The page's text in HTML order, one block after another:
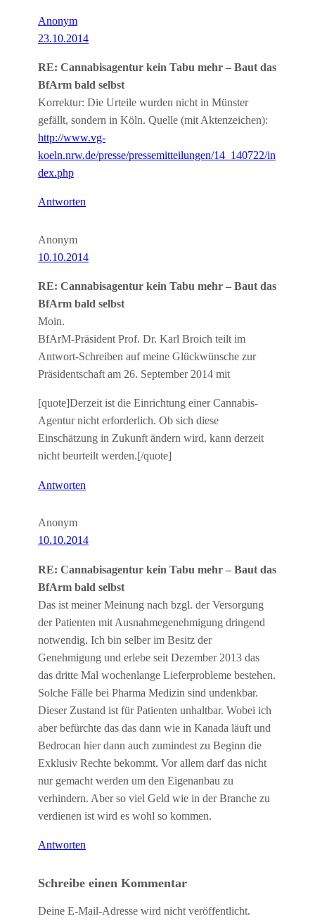
Anonym
23.10.2014
RE: Cannabisagentur kein Tabu mehr – Baut das
BfArm bald selbst
Korrektur: Die Urteile wurden nicht in Münster
gefällt, sondern in Köln. Quelle (mit Aktenzeichen):
http://www.vg-
koeln.nrw.de/presse/pressemitteilungen/14_140722/in
dex.php
Antworten
Anonym
10.10.2014
RE: Cannabisagentur kein Tabu mehr – Baut das
BfArm bald selbst
Moin.
BfArM-Präsident Prof. Dr. Karl Broich teilt im
Antwort-Schreiben auf meine Glückwünsche zur
Präsidentschaft am 26. September 2014 mit
[quote]Derzeit ist die Einrichtung einer Cannabis-
Agentur nicht erforderlich. Ob sich diese
Einschätzung in Zukunft ändern wird, kann derzeit
nicht beurteilt werden.[/quote]
Antworten
Anonym
10.10.2014
RE: Cannabisagentur kein Tabu mehr – Baut das
BfArm bald selbst
Das ist meiner Meinung nach bzgl. der Versorgung
der Patienten mit Ausnahmegenehmigung dringend
notwendig. Ich bin selber im Besitz der
Genehmigung und erlebe seit Dezember 2013 das
das dritte Mal wochenlange Lieferprobleme bestehen.
Solche Fälle bei Pharma Medizin sind undenkbar.
Dieser Zustand ist für Patienten unhaltbar. Wobei ich
aber befürchte das das dann wie in Kanada läuft und
Bedrocan hier dann auch zumindest zu Beginn die
Exklusiv Rechte bekommt. Vor allem darf das nicht
nur gemacht werden um den Eigenanbau zu
verhindern. Aber so viel Geld wie in der Branche zu
verdienen ist wird es wohl so kommen.
Antworten
Schreibe einen Kommentar
Deine E-Mail-Adresse wird nicht veröffentlicht.